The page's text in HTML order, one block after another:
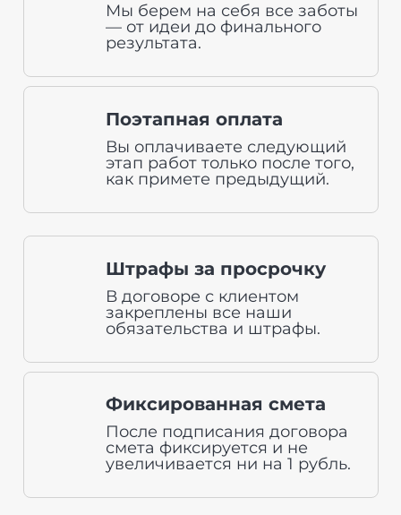
Мы берем на себя все заботы
— от идеи до финального
результата.
Поэтапная оплата
Вы оплачиваете следующий
этап работ только после того,
как примете предыдущий.
Штрафы за просрочку
В договоре с клиентом
закреплены все наши
обязательства и штрафы.
Фиксированная смета
После подписания договора
смета фиксируется и не
увеличивается ни на 1 рубль.